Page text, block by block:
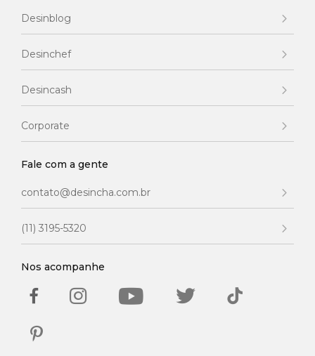
Desinblog
Desinchef
Desincash
Corporate
Fale com a gente
contato@desincha.com.br
(11) 3195-5320
Nos acompanhe